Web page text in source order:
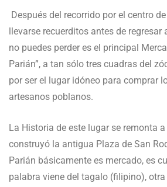
Después del recorrido por el centro
llevarse recuerditos antes de
no puedes perder es el principal
Parián”, a tan sólo tres cuadras del
por ser el lugar idóneo para comprar
artesanos poblanos.
La Historia de este lugar se remonta
construyó la antigua Plaza de San
Parián básicamente es mercado, es
palabra viene del tagalo (filipino),